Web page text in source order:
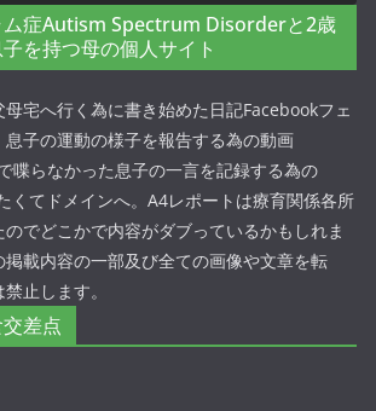
ム症Autism Spectrum Disorderと2歳
を持つ母の個人サイト
宅へ行く為に書き始めた日記Facebookフェ
子の運動の様子を報告する為の動画
喋らなかった息子の一言を記録する為の
くてドメインへ。A4レポートは療育関係各所
でどこかで内容がダブっているかもしれま
載内容の一部及び全ての画像や文章を転
止します。
差点